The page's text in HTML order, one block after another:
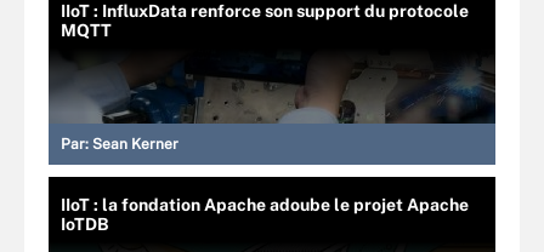
IIoT : InfluxData renforce son support du protocole
MQTT
Par: Sean Kerner
IIoT : la fondation Apache adoube le projet Apache
IoTDB